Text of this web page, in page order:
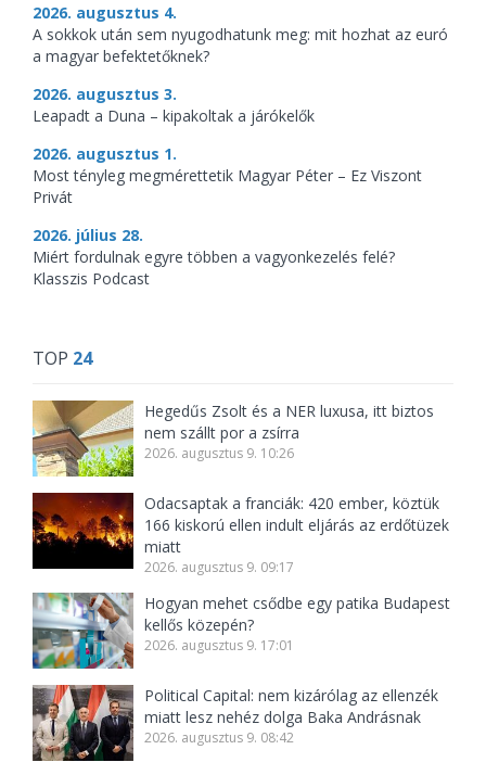
2026. augusztus 4.
A sokkok után sem nyugodhatunk meg: mit hozhat az euró
a magyar befektetőknek?
2026. augusztus 3.
Leapadt a Duna – kipakoltak a járókelők
2026. augusztus 1.
Most tényleg megmérettetik Magyar Péter – Ez Viszont
Privát
2026. július 28.
Miért fordulnak egyre többen a vagyonkezelés felé?
Klasszis Podcast
TOP 24
Hegedűs Zsolt és a NER luxusa, itt biztos
nem szállt por a zsírra
2026. augusztus 9. 10:26
Odacsaptak a franciák: 420 ember, köztük
166 kiskorú ellen indult eljárás az erdőtüzek
miatt
2026. augusztus 9. 09:17
Hogyan mehet csődbe egy patika Budapest
kellős közepén?
2026. augusztus 9. 17:01
Political Capital: nem kizárólag az ellenzék
miatt lesz nehéz dolga Baka Andrásnak
2026. augusztus 9. 08:42